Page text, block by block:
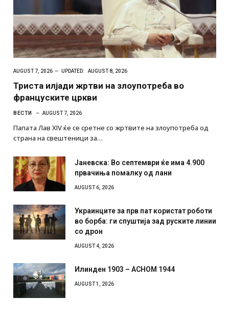
AUGUST 7, 2026 UPDATED: AUGUST 8, 2026
Триста илјади жртви на злоупотреба во
француските цркви
ВЕСТИ AUGUST 7, 2026
Папата Лав XIV ќе се сретне со жртвите на злоупотреба од
страна на свештеници за…
Јаневска: Во септември ќе има 4.900
првачиња помалку од лани
AUGUST 6, 2026
Украинците за прв пат користат роботи
во борба: ги спуштија зад руските линии
со дрон
AUGUST 4, 2026
Илинден 1903 – АСНОМ 1944
AUGUST 1, 2026